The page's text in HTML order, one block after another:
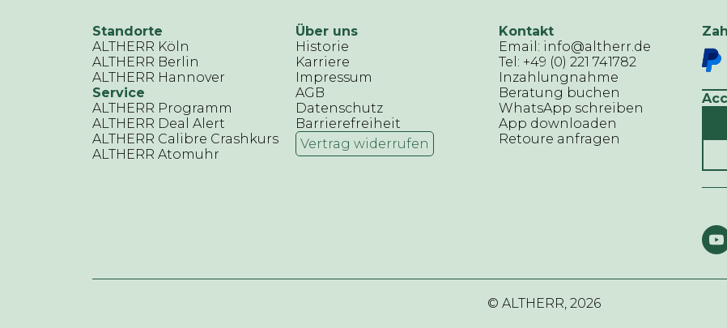
Standorte
ALTHERR Köln
ALTHERR Berlin
ALTHERR Hannover
Service
ALTHERR Programm
ALTHERR Deal Alert
ALTHERR Calibre Crashkurs
ALTHERR Atomuhr
Über uns
Historie
Karriere
Impressum
AGB
Datenschutz
Barrierefreiheit
Vertrag widerrufen
Kontakt
Email: info@altherr.de
Tel: +49 (0) 221 741782
Inzahlungnahme
Beratung buchen
WhatsApp schreiben
App downloaden
Retoure anfragen
© ALTHERR, 2026